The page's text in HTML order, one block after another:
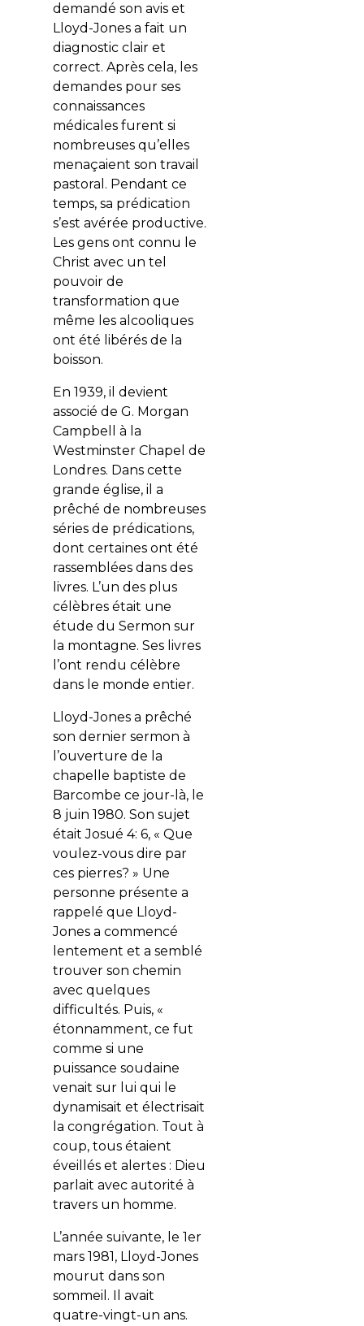
demandé son avis et
Lloyd-Jones a fait un
diagnostic clair et
correct. Après cela, les
demandes pour ses
connaissances
médicales furent si
nombreuses qu’elles
menaçaient son travail
pastoral. Pendant ce
temps, sa prédication
s’est avérée productive.
Les gens ont connu le
Christ avec un tel
pouvoir de
transformation que
même les alcooliques
ont été libérés de la
boisson.
En 1939, il devient
associé de G. Morgan
Campbell à la
Westminster Chapel de
Londres. Dans cette
grande église, il a
prêché de nombreuses
séries de prédications,
dont certaines ont été
rassemblées dans des
livres. L’un des plus
célèbres était une
étude du Sermon sur
la montagne. Ses livres
l’ont rendu célèbre
dans le monde entier.
Lloyd-Jones a prêché
son dernier sermon à
l’ouverture de la
chapelle baptiste de
Barcombe ce jour-là, le
8 juin 1980. Son sujet
était Josué 4: 6, « Que
voulez-vous dire par
ces pierres? » Une
personne présente a
rappelé que Lloyd-
Jones a commencé
lentement et a semblé
trouver son chemin
avec quelques
difficultés. Puis, «
étonnamment, ce fut
comme si une
puissance soudaine
venait sur lui qui le
dynamisait et électrisait
la congrégation. Tout à
coup, tous étaient
éveillés et alertes : Dieu
parlait avec autorité à
travers un homme.
L’année suivante, le 1er
mars 1981, Lloyd-Jones
mourut dans son
sommeil. Il avait
quatre-vingt-un ans.